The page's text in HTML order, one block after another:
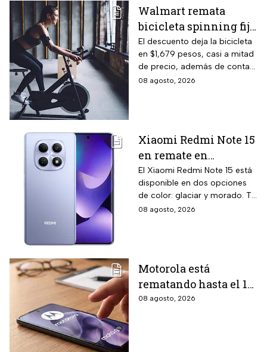
Walmart remata
bicicleta spinning fija
con monitoreo de
velocidad, calorías y
pulso, ideal para hacer
cardio en casa
El descuento deja la bicicleta
en $1,679 pesos, casi a mitad
de precio, además de contar
el beneficio de meses sin
08 agosto, 2026
Xiaomi Redmi Note 15
en remate en
Liverpool: 256 GB de
almacenamiento,
cámara de 108 MP y
carga rápida
El Xiaomi Redmi Note 15 está
disponible en dos opciones
de color: glaciar y morado. Te
contamos todos los detalles
08 agosto, 2026
Motorola está
rematando hasta el 19
de agosto el celular
08 agosto, 2026